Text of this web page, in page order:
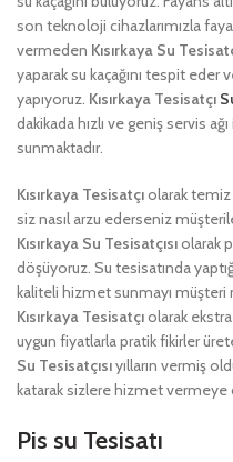
son teknoloji cihazlarımızla
vermeden Kısırkaya Su
yaparak su kaçağını tespit eder
yapıyoruz. Kısırkaya Tesisatçı
dakikada hızlı ve geniş servis
sunmaktadır.
Kısırkaya Tesisatçıolarak temiz
siz nasıl arzu ederseniz
Kısırkaya Su Tesisatçısıolarak
döşüyoruz. Su tesisatında
kaliteli hizmet sunmayı müşteri
Kısırkaya Tesisatçıolarak
uygun fiyatlarla pratik fikirler
Su Tesisatçısıyılların vermiş
katarak sizlere hizmet
Pis su Tesisatı